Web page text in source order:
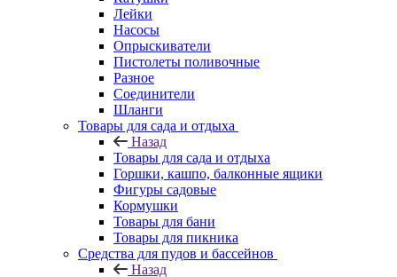
Лейки
Насосы
Опрыскиватели
Пистолеты поливочные
Разное
Соединители
Шланги
Товары для сада и отдыха
Назад
Товары для сада и отдыха
Горшки, кашпо, балконные ящики
Фигуры садовые
Кормушки
Товары для бани
Товары для пикника
Средства для пудов и бассейнов
Назад